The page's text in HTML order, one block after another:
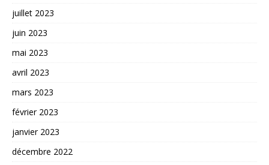
juillet 2023
juin 2023
mai 2023
avril 2023
mars 2023
février 2023
janvier 2023
décembre 2022